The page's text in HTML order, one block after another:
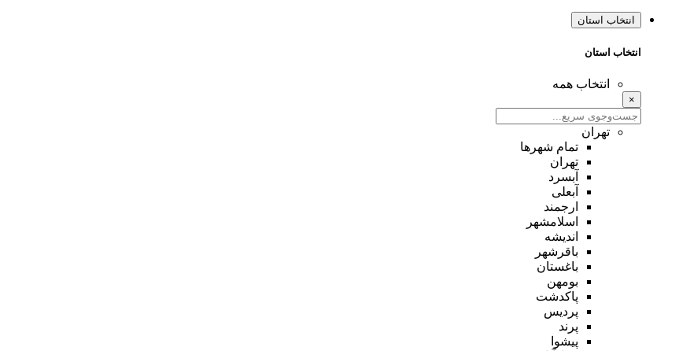
انتخاب استان
انتخاب استان
انتخاب همه
×
تهران
تمام شهر‌ها
تهران
آبسرد
آبعلی
ارجمند
اسلامشهر
اندیشه
باقرشهر
باغستان
بومهن
پاکدشت
پردیس
پرند
پیشوا